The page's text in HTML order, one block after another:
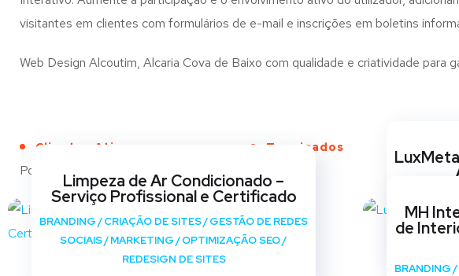
visitantes em clientes com formulários de e-mail e inscrições em boletins
Web Design Alcoutim, Alcaria Cova de Baixo com qualidade e criatividade para
Clientes Ativos Terminados
Portfólio
Limpeza de Ar Condicionado –
Serviço Profissional e Certificado
BRANDING/CRIAÇÃO DE SITES/GESTÃO DE REDES
SOCIAIS/MARKETING/OPTIMIZAÇÃO SEO/
REDESIGN DE SITES
SOCIAIS
MH
de
BRANDING /